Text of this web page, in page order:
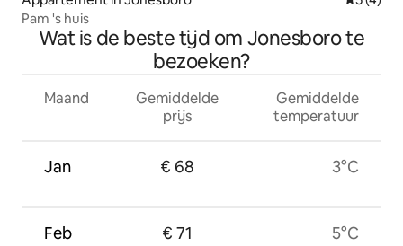
Pam 's huis
Wat is de beste tijd om Jonesboro te
bezoeken?
Maand
Jan
Feb
Gemiddelde
prijs
€ 68
€ 71
Gemiddelde
temperatuur
3°C
5°C